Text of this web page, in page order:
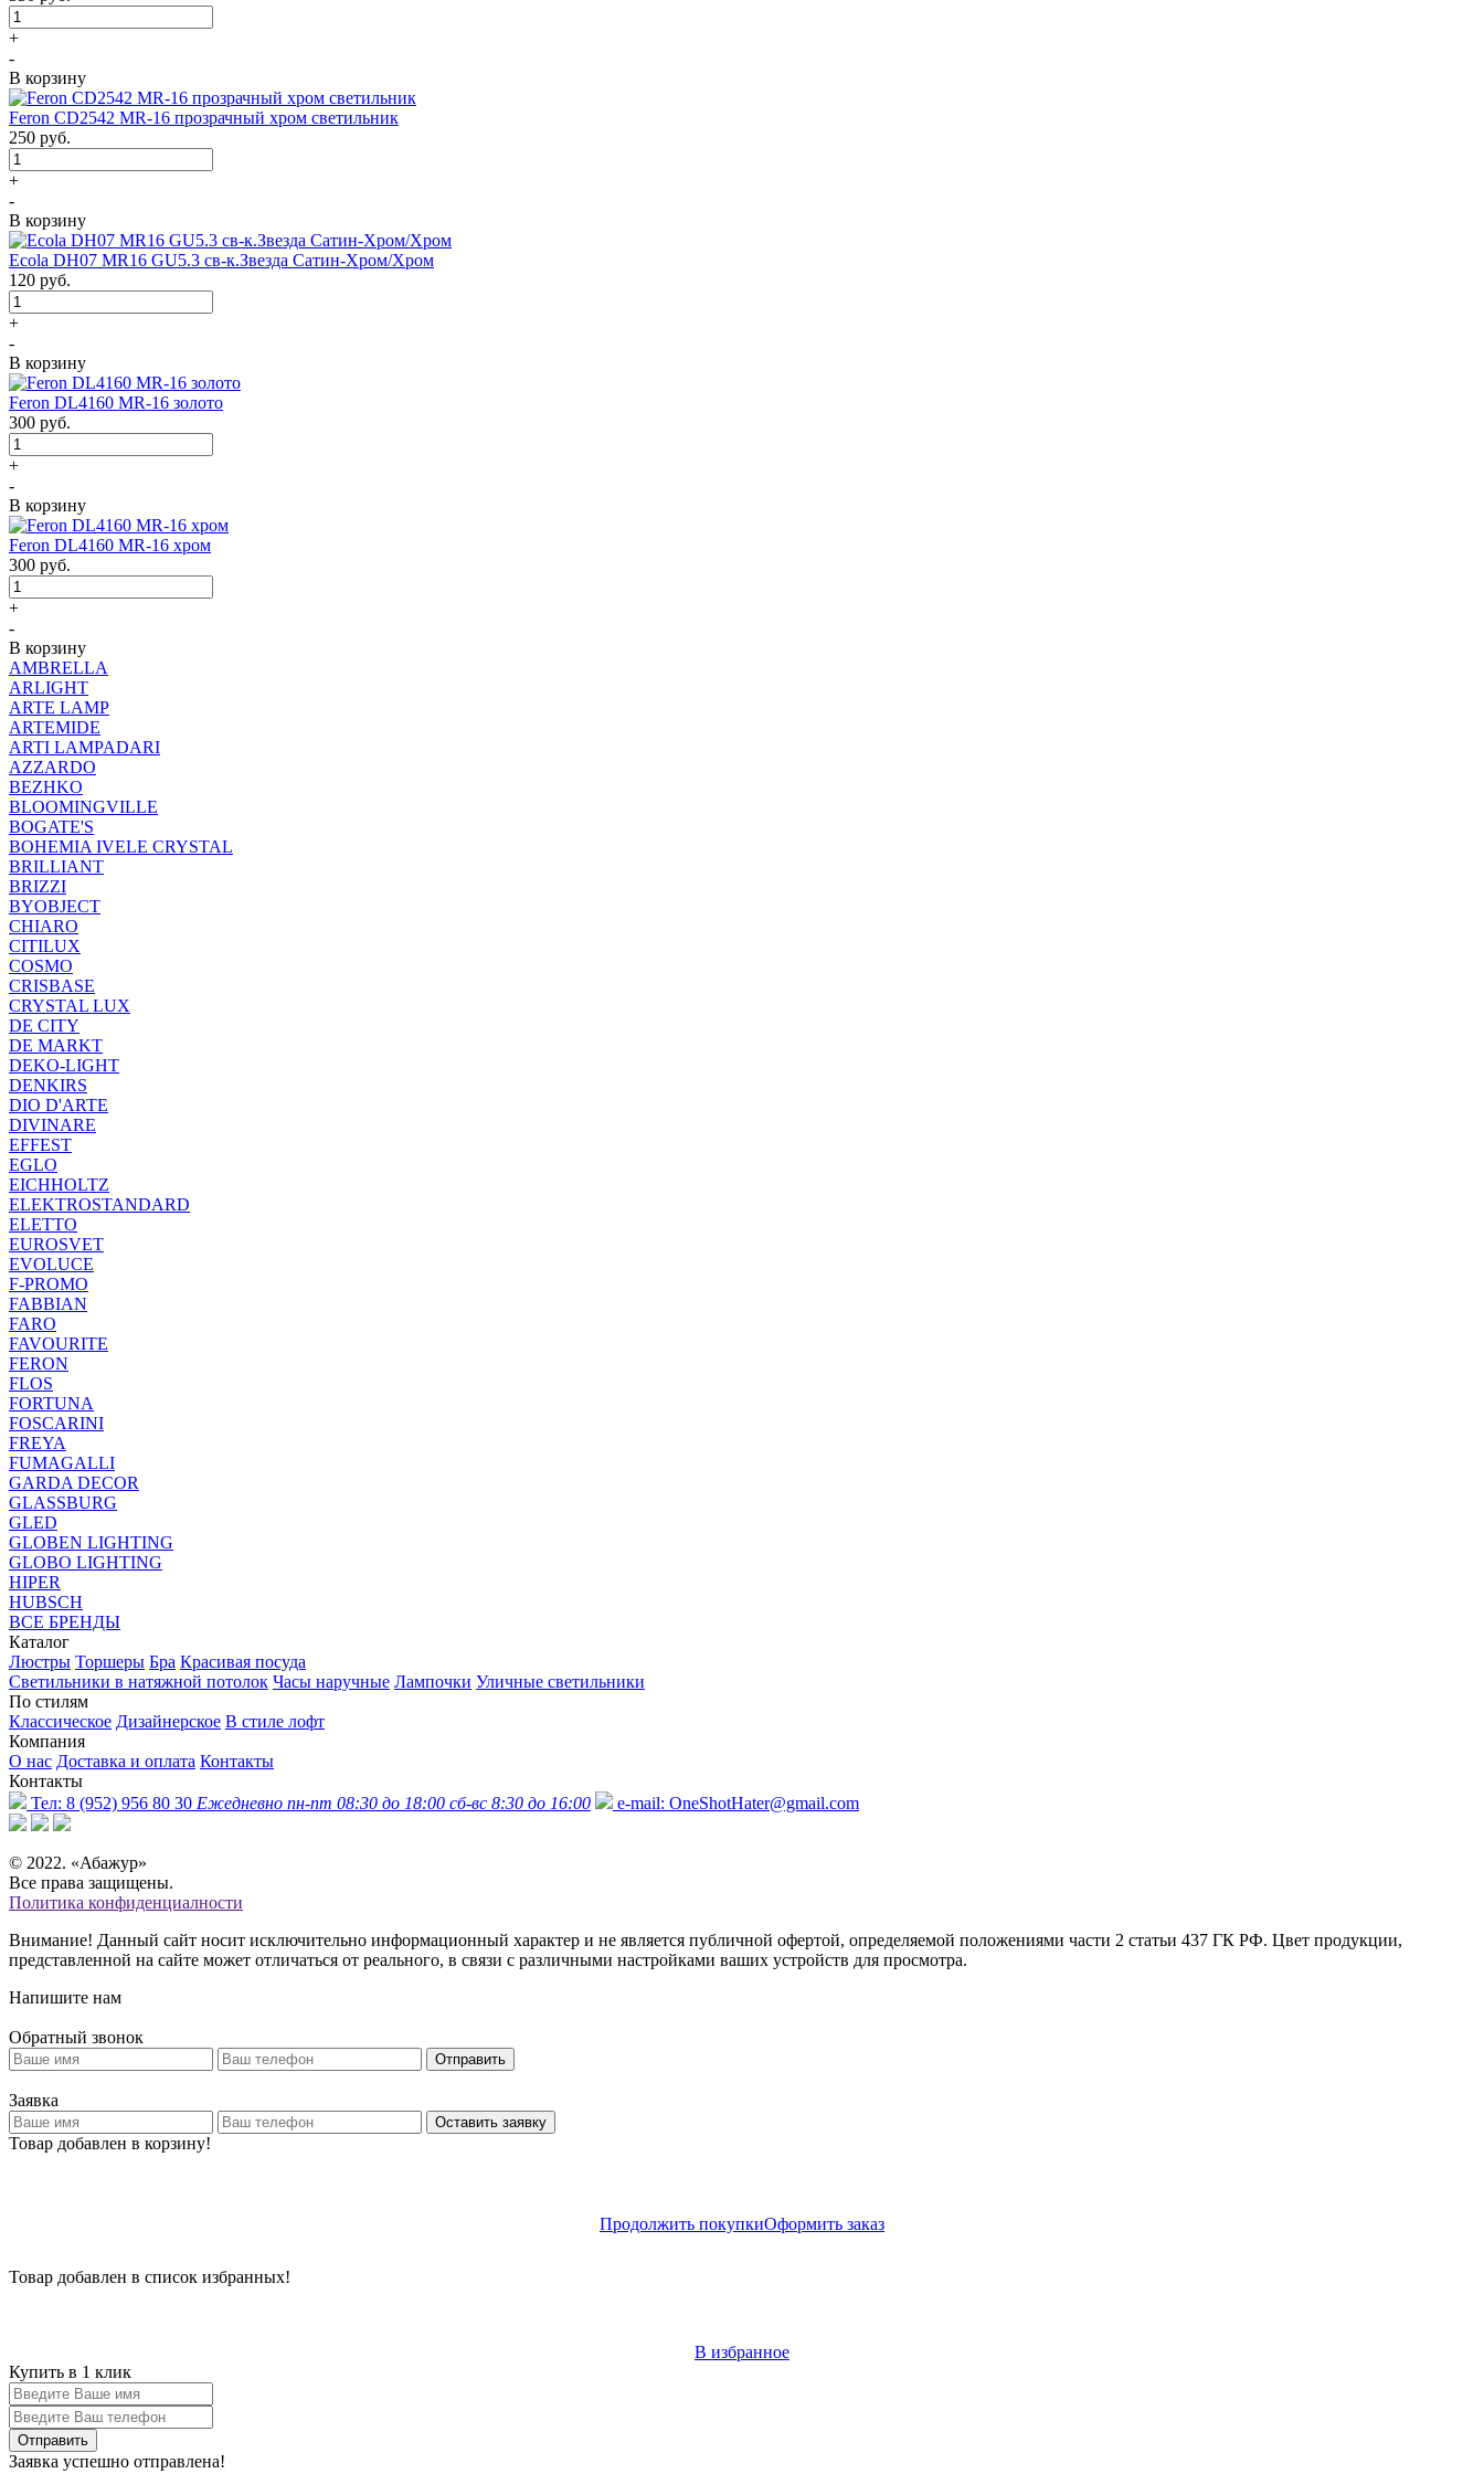
+
-
В корзину
Feron CD2542 MR-16 прозрачный хром светильник
250 руб.
+
-
В корзину
Ecola DH07 MR16 GU5.3 св-к.Звезда Сатин-Хром/Хром
120 руб.
+
-
В корзину
Feron DL4160 MR-16 золото
300 руб.
+
-
В корзину
Feron DL4160 MR-16 хром
300 руб.
+
-
В корзину
AMBRELLA
ARLIGHT
ARTE LAMP
ARTEMIDE
ARTI LAMPADARI
AZZARDO
BEZHKO
BLOOMINGVILLE
BOGATE'S
BOHEMIA IVELE CRYSTAL
BRILLIANT
BRIZZI
BYOBJECT
CHIARO
CITILUX
COSMO
CRISBASE
CRYSTAL LUX
DE CITY
DE MARKT
DEKO-LIGHT
DENKIRS
DIO D'ARTE
DIVINARE
EFFEST
EGLO
EICHHOLTZ
ELEKTROSTANDARD
ELETTO
EUROSVET
EVOLUCE
F-PROMO
FABBIAN
FARO
FAVOURITE
FERON
FLOS
FORTUNA
FOSCARINI
FREYA
FUMAGALLI
GARDA DECOR
GLASSBURG
GLED
GLOBEN LIGHTING
GLOBO LIGHTING
HIPER
HUBSCH
ВСЕ БРЕНДЫ
Каталог
Люстры Торшеры Бра Красивая посуда
Светильники в натяжной потолок Часы наручные Лампочки Уличные светильники
По стилям
Классическое Дизайнерское В стиле лофт
Компания
О нас Доставка и оплата Контакты
Контакты
Тел: 8 (952) 956 80 30 Ежедневно пн-пт 08:30 до 18:00 сб-вс 8:30 до 16:00 e-mail: OneShotHater@gmail.com
© 2022. «Абажур»
Все права защищены.
Политика конфиденциалности
Внимание! Данный сайт носит исключительно информационный характер и не является публичной офертой, определяемой положениями части 2 статьи 437 ГК РФ. Цвет продукции,
представленной на сайте может отличаться от реального, в связи с различными настройками ваших устройств для просмотра.
Напишите нам
Обратный звонок
Отправить
Заявка
Оставить заявку
Товар добавлен в корзину!
Продолжить покупкиОформить заказ
Товар добавлен в список избранных!
В избранное
Купить в 1 клик
Заявка успешно отправлена!